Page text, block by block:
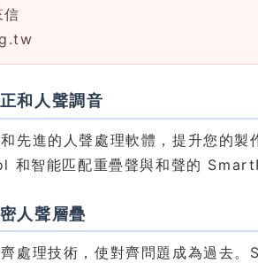
信
和人聲調音
先進的人聲處理軟體，提升您的
和智能匹配重疊聲與和聲的
人聲層疊
處理技術，使對齊問題成為過去